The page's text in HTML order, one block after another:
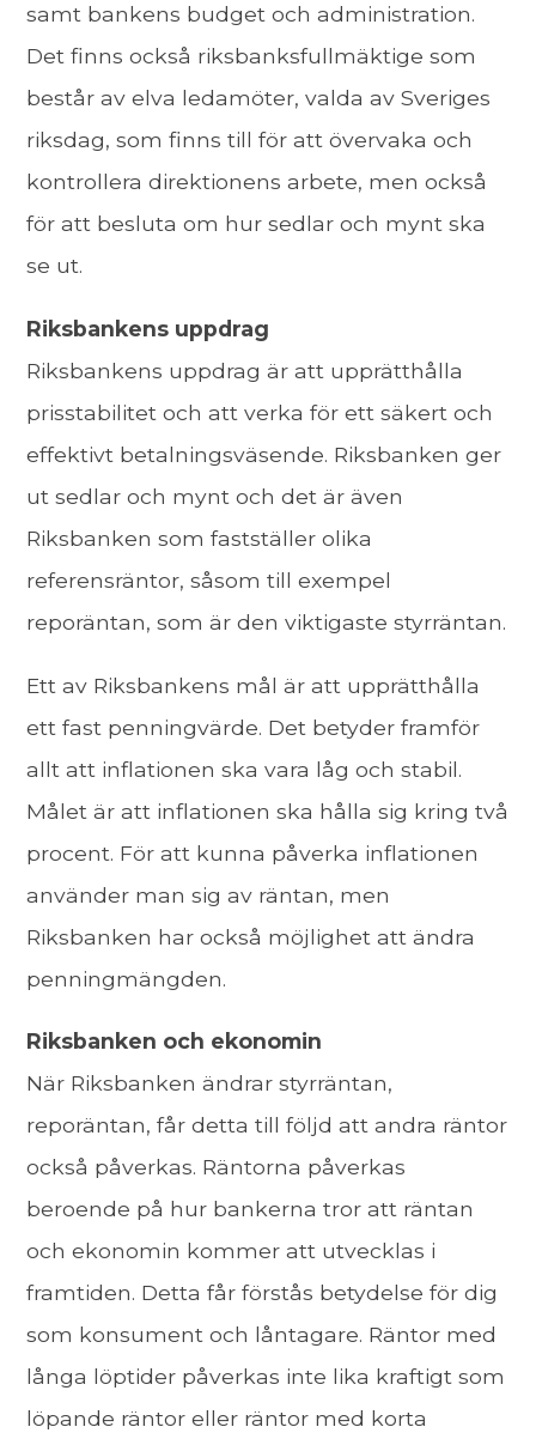
samt bankens budget och administration.
Det finns också riksbanksfullmäktige som
består av elva ledamöter, valda av Sveriges
riksdag, som finns till för att övervaka och
kontrollera direktionens arbete, men också
för att besluta om hur sedlar och mynt ska
se ut.
Riksbankens uppdrag
Riksbankens uppdrag är att upprätthålla
prisstabilitet och att verka för ett säkert och
effektivt betalningsväsende. Riksbanken ger
ut sedlar och mynt och det är även
Riksbanken som fastställer olika
referensräntor, såsom till exempel
reporäntan, som är den viktigaste styrräntan.
Ett av Riksbankens mål är att upprätthålla
ett fast penningvärde. Det betyder framför
allt att inflationen ska vara låg och stabil.
Målet är att inflationen ska hålla sig kring två
procent. För att kunna påverka inflationen
använder man sig av räntan, men
Riksbanken har också möjlighet att ändra
penningmängden.
Riksbanken och ekonomin
När Riksbanken ändrar styrräntan,
reporäntan, får detta till följd att andra räntor
också påverkas. Räntorna påverkas
beroende på hur bankerna tror att räntan
och ekonomin kommer att utvecklas i
framtiden. Detta får förstås betydelse för dig
som konsument och låntagare. Räntor med
långa löptider påverkas inte lika kraftigt som
löpande räntor eller räntor med korta